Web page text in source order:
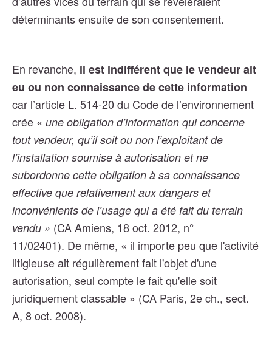
déterminants ensuite de son consentement.
En revanche, il est indifférent que le vendeur ait
eu ou non connaissance de cette information
car l’article L. 514-20 du Code de l’environnement
crée « une obligation d’information qui concerne
tout vendeur, qu’il soit ou non l’exploitant de
l’installation soumise à autorisation et ne
subordonne cette obligation à sa connaissance
effective que relativement aux dangers et
inconvénients de l’usage qui a été fait du terrain
vendu » (CA Amiens, 18 oct. 2012, n°
11/02401). De même, « il importe peu que l'activité
litigieuse ait régulièrement fait l'objet d'une
autorisation, seul compte le fait qu'elle soit
juridiquement classable » (CA Paris, 2e ch., sect.
A, 8 oct. 2008).